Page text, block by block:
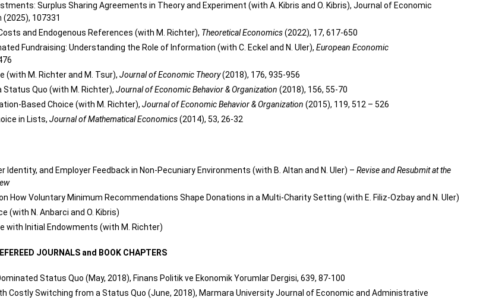
Surplus Sharing Agreements in Theory and Experiment (with A. Kibris and O. Kibris), Journal of Economic
(2025), 107331
and Endogenous References (with M. Richter), Theoretical Economics(2022), 17, 617-650
Fundraising: Understanding the Role of Information (with C. Eckel and N. Uler), European Economic
(with M. Richter and M. Tsur), Journal of Economic Theory(2018), 176, 935-956
Quo (with M. Richter), Journal of Economic Behavior & Organization (2018), 156, 55-70
Based Choice (with M. Richter), Journal of Economic Behavior & Organization (2015), 119, 512 – 526
in Lists, Journal of Mathematical Economics(2014), 53, 26-32
Identity, and Employer Feedback in Non-Pecuniary Environments (with B. Altan and N. Uler) – Revise and Resubmit at the
How Voluntary Minimum Recommendations Shape Donations in a Multi-Charity Setting (with E. Filiz-Ozbay and N. Uler)
(with N. Anbarci and O. Kibris)
with Initial Endowments (with M. Richter)
JOURNALS and BOOK CHAPTERS
Status Quo (May, 2018), Finans Politik ve Ekonomik Yorumlar Dergisi, 639, 87-100
Costly Switching from a Status Quo (June, 2018), Marmara University Journal of Economic and Administrative